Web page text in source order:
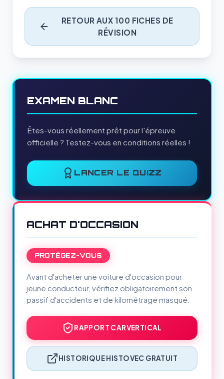
RETOUR AUX 100 FICHES DE
RÉVISION
EXAMEN BLANC
Êtes-vous réellement prêt pour l'épreuve
officielle ? Testez-vous en conditions réelles !
LANCER LE QUIZZ
ACHAT D'OCCASION
PROTÉGEZ-VOUS
Avant d'acheter une voiture d'occasion pour
jeune conducteur, vérifiez obligatoirement son
passif d'accidents et de kilométrage masqué.
RAPPORT CARVERTICAL
HISTORIQUE HISTOVEC GRATUIT